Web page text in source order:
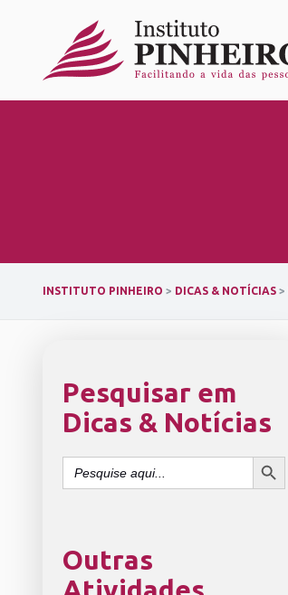
INSTITUTO PINHEIRO > DICAS & NOTÍCIAS >
Pesquisar em
Dicas & Notícias
Search
for:
SEARCH
Outras